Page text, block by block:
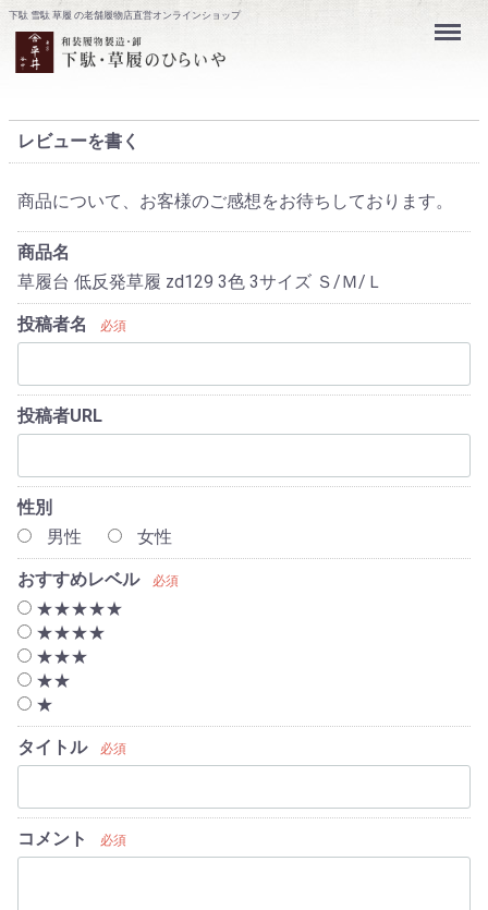
下駄 雪駄 草履 の老舗履物店直営オンラインショップ
草履台 低
Menu
レビューを書く
商品について、お客様のご感想をお待ちしております。
商品名
草履台 低反発草履 zd129 3色 3サイズ Ｓ/Ｍ/Ｌ
投稿者名 必須
投稿者URL
性別
男性
女性
おすすめレベル 必須
★★★★★
★★★★
★★★
★★
★
タイトル 必須
コメント 必須